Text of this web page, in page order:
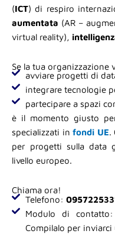
(ICT) di respiro
aumentata (AR –
virtual reality),
Se la tua organizzazione
avviare progetti di
integrare tecnologie
partecipare a spazi
è il momento giusto
specializzati infondi UE.
per progetti sulla data
livello europeo.
Chiama ora!
Telefono:
Modulo di
Compilalo per inviarci